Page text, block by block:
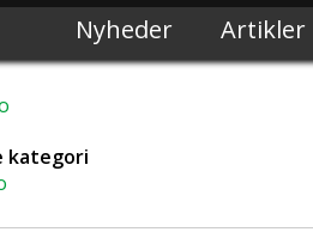
Nyheder Artikler
kategori